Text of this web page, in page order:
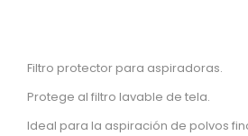
Filtro protector para aspiradoras.
Protege al filtro lavable de tela.
Ideal para la aspiración de polvos